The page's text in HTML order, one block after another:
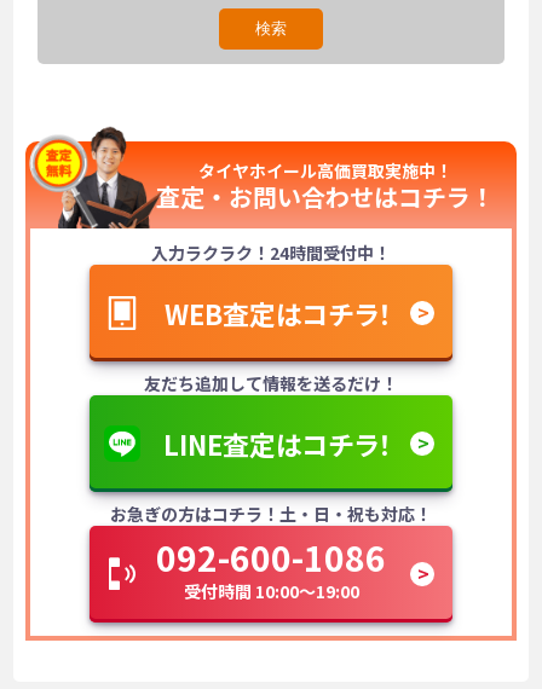
タイヤホイール高価買取実施中！
査定・お問い合わせはコチラ！
入力ラクラク！24時間受付中！
WEB査定はコチラ！
友だち追加して情報を送るだけ！
LINE査定はコチラ！
お急ぎの方はコチラ！土・日・祝も対応！
092-600-1086
受付時間 10:00～19:00